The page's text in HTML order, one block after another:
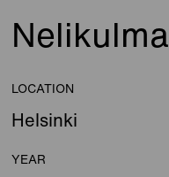
Nelikulma
LOCATION
Helsinki
YEAR